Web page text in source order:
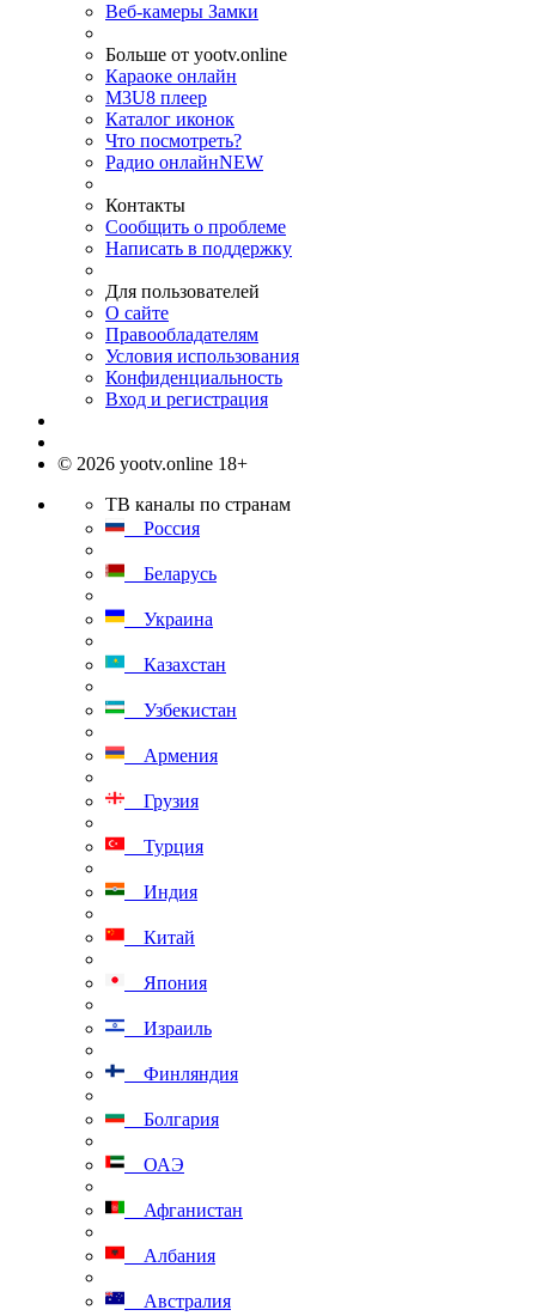
Веб-камеры Замки
Больше от yootv.online
Караоке онлайн
M3U8 плеер
Каталог иконок
Что посмотреть?
Радио онлайнNEW
Контакты
Сообщить о проблеме
Написать в поддержку
Для пользователей
О сайте
Правообладателям
Условия использования
Конфиденциальность
Вход и регистрация
© 2026 yootv.online 18+
ТВ каналы по странам
Россия
Беларусь
Украина
Казахстан
Узбекистан
Армения
Грузия
Турция
Индия
Китай
Япония
Израиль
Финляндия
Болгария
ОАЭ
Афганистан
Албания
Австралия